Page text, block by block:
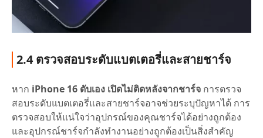
2.4 ตรวจสอบระดับแบตเตอรี่และสายชาร์จ
หาก iPhone 16 ดับเอง เปิดไม่ติดหลังจากชาร์จ การตรวจ
สอบระดับแบตเตอรี่และสายชาร์จอาจช่วยระบุปัญหาได้ การ
ตรวจสอบให้แน่ใจว่าอุปกรณ์ของคุณชาร์จได้อย่างถูกต้อง
และอุปกรณ์ชาร์จกำลังทำงานอย่างถูกต้องเป็นสิ่งสำคัญ